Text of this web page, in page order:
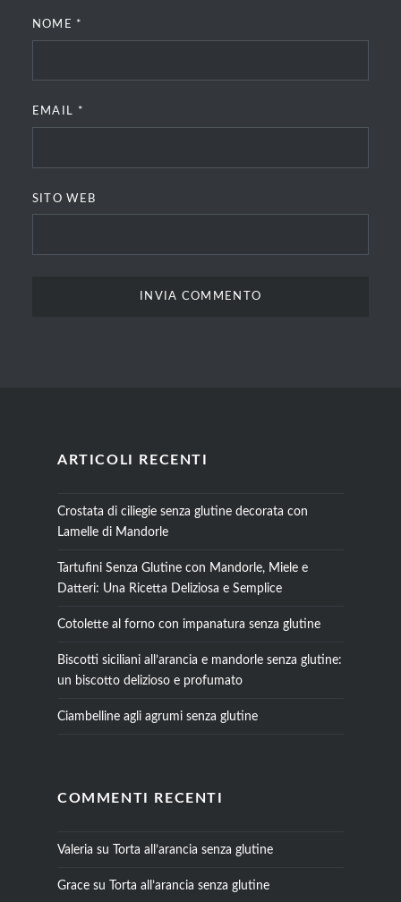
NOME *
EMAIL *
SITO WEB
ARTICOLI RECENTI
Crostata di ciliegie senza glutine decorata con
Lamelle di Mandorle
Tartufini Senza Glutine con Mandorle, Miele e
Datteri: Una Ricetta Deliziosa e Semplice
Cotolette al forno con impanatura senza glutine
Biscotti siciliani all’arancia e mandorle senza glutine:
un biscotto delizioso e profumato
Ciambelline agli agrumi senza glutine
COMMENTI RECENTI
Valeria su Torta all’arancia senza glutine
Gracesu Torta all’arancia senza glutine